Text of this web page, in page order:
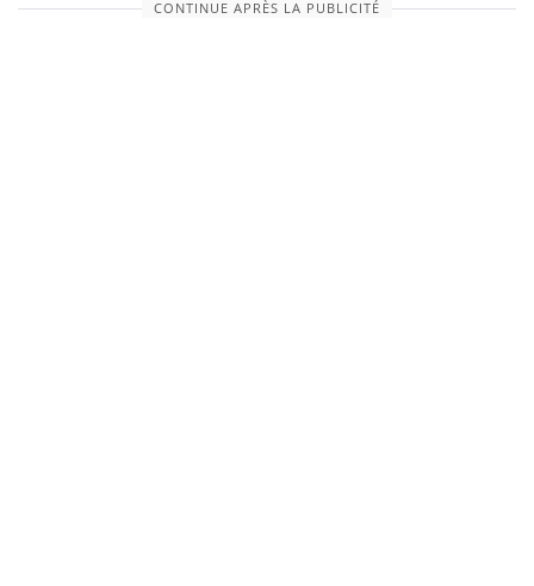
CONTINUE APRÈS LA PUBLICITÉ